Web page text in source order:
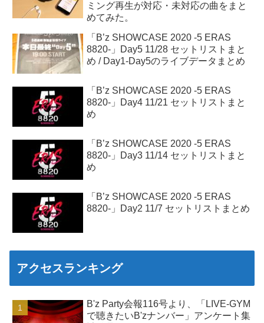
ミング再生が対応・未対応の曲をまと
めてみた。
「B’z SHOWCASE 2020 -5 ERAS
8820-」Day5 11/28 セットリストまと
め / Day1-Day5のライブデータまとめ
「B’z SHOWCASE 2020 -5 ERAS
8820-」Day4 11/21 セットリストまと
め
「B’z SHOWCASE 2020 -5 ERAS
8820-」Day3 11/14 セットリストまと
め
「B’z SHOWCASE 2020 -5 ERAS
8820-」Day2 11/7 セットリストまとめ
アクセスランキング
B'z Party会報116号より、「LIVE-GYM
で聴きたいB'zナンバー」アンケート集